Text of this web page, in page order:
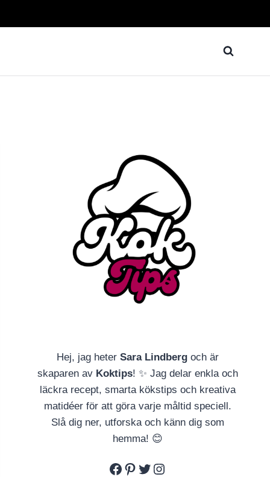
Hej, jag heter Sara Lindbergoch är
skaparen av Koktips! ✨ Jag delar enkla och
läckra recept, smarta kökstips och kreativa
matidéer för att göra varje måltid speciell.
Slå dig ner, utforska och känn dig som
hemma! 😊
Facebook
Pinterest
Twitter
Instagram